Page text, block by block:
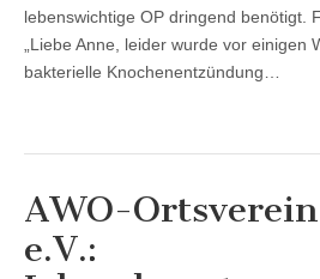
lebenswichtige OP dringend benötigt.
„Liebe Anne, leider wurde vor einigen
bakterielle Knochenentzündung…
AWO-
e.V.: